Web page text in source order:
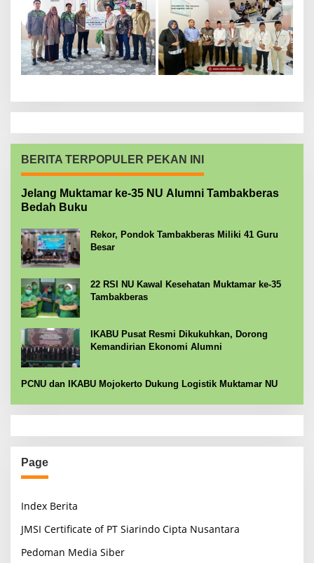
BERITA TERPOPULER PEKAN INI
Jelang Muktamar ke-35 NU Alumni Tambakberas
Bedah Buku
Rekor, Pondok Tambakberas Miliki 41 Guru
Besar
22 RSI NU Kawal Kesehatan Muktamar ke-35
Tambakberas
IKABU Pusat Resmi Dikukuhkan, Dorong
Kemandirian Ekonomi Alumni
PCNU dan IKABU Mojokerto Dukung Logistik Muktamar NU
Page
Index Berita
JMSI Certificate of PT Siarindo Cipta Nusantara
Pedoman Media Siber